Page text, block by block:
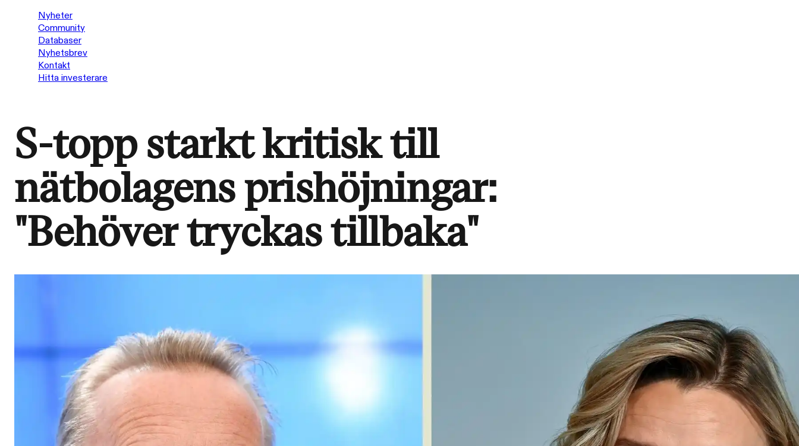
Nyheter
Community
Databaser
Nyhetsbrev
Kontakt
Hitta investerare
S-topp starkt kritisk till
nätbolagens prishöjningar:
"Behöver tryckas tillbaka"